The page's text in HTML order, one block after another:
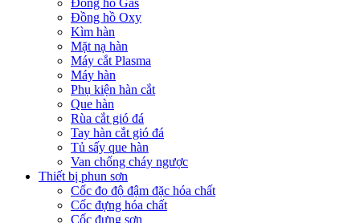
Đồng hồ Oxy
Kìm hàn
Mặt nạ hàn
Máy cắt Plasma
Máy hàn
Phụ kiện hàn cắt
Que hàn
Rùa cắt gió đá
Tay hàn cắt gió đá
Tủ sấy que hàn
Van chống cháy ngược
Thiết bị phun sơn
Cốc đo độ đậm đặc hóa chất
Cốc đựng hóa chất
Cốc đựng sơn